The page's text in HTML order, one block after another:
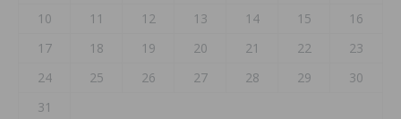
10
11 12 13 14 15
16
17
18 19 20 21 22
23
24
25 26 27 28 29
30
31